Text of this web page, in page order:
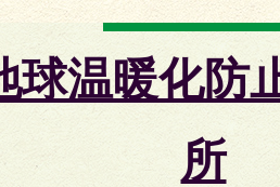
球温暖化防
所